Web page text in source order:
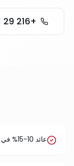
+216 29 971 100
عائد 10-15% في الموسم العالي